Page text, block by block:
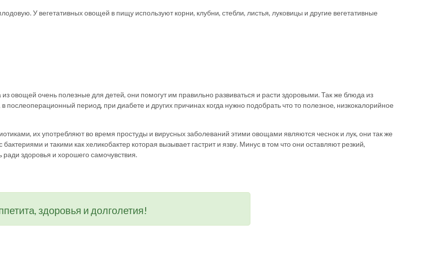
У вегетативных овощей в пищу используют корни, клубни, стебли, листья, луковицы и другие вегетативные
овощей очень полезные для детей, они помогут им правильно развиваться и расти здоровыми. Так же блюда из
послеоперационный период, при диабете и других причинах когда нужно подобрать что то полезное, низкокалорийное
их употребляют во время простуды и вирусных заболеваний этими овощами являются чеснок и лук, они так же
и такими как хеликобактер которая вызывает гастрит и язву. Минус в том что они оставляют резкий,
ради здоровья и хорошего самочувствия.
здоровья и долголетия!